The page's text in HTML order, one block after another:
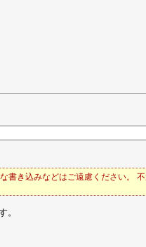
書き込みなどはご遠慮ください。
。